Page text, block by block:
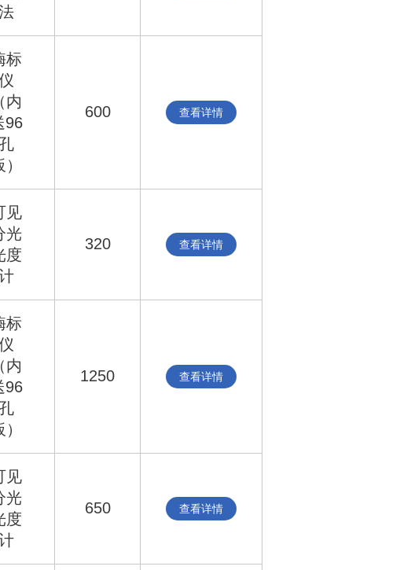
标
内
96
600 查看详情
见
光
度
320 查看详情
标
内
96
1250 查看详情
见
光
度
650 查看详情